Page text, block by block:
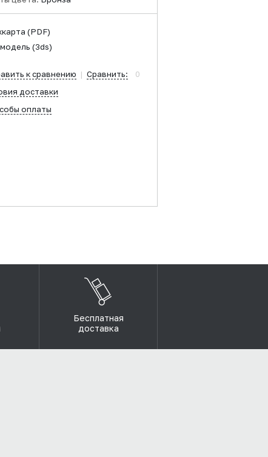
(PDF)
(3ds)
к сравнению | Сравнить:
0
доставки
оплаты
Бесплатная
доставка